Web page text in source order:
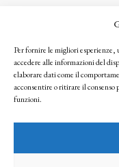
Per fornire le migliori esperienze,
accedere alle informazioni del
elaborare dati come il
acconsentire o ritirare il
funzioni.
Facendo clic per iscriverti,
seguendo la nostra Privacy Policy
© 2025 Istituto Matteucci. All
l’autorizzazione scritta dei